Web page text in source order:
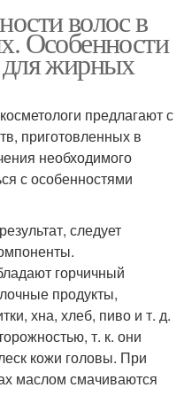
волос в
Особенности
жирных
предлагают с
приготовленных в
необходимого
с особенностями
следует
горчичный
продукты,
хна, хлеб, пиво и т. д.
т. к. они
кожи головы. При
маслом смачиваются